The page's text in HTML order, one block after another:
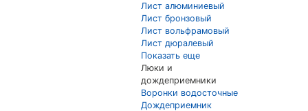
Лист алюминиевый
Лист бронзовый
Лист вольфрамовый
Лист дюралевый
Показать еще
Люки и
дождеприемники
Воронки водосточные
Дождеприемник